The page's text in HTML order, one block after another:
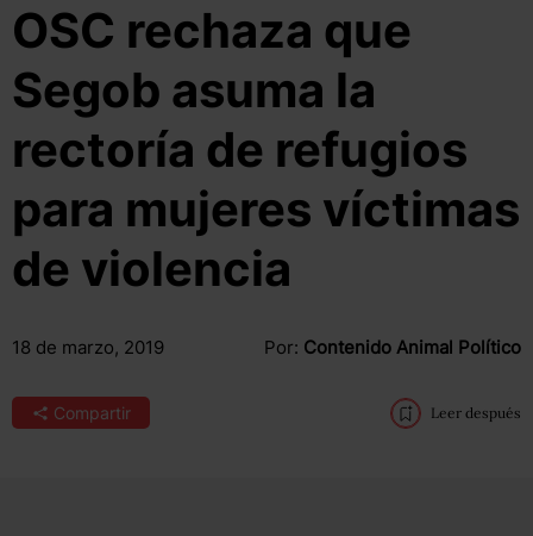
OSC rechaza que
Segob asuma la
rectoría de refugios
para mujeres víctimas
de violencia
18 de marzo, 2019 Por: Contenido Animal Político
Compartir Leer después